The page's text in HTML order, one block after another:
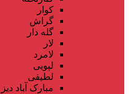
کوار
گراش
گله دار
لار
لامرد
لپویی
لطیفی
مبارک آباد دیز